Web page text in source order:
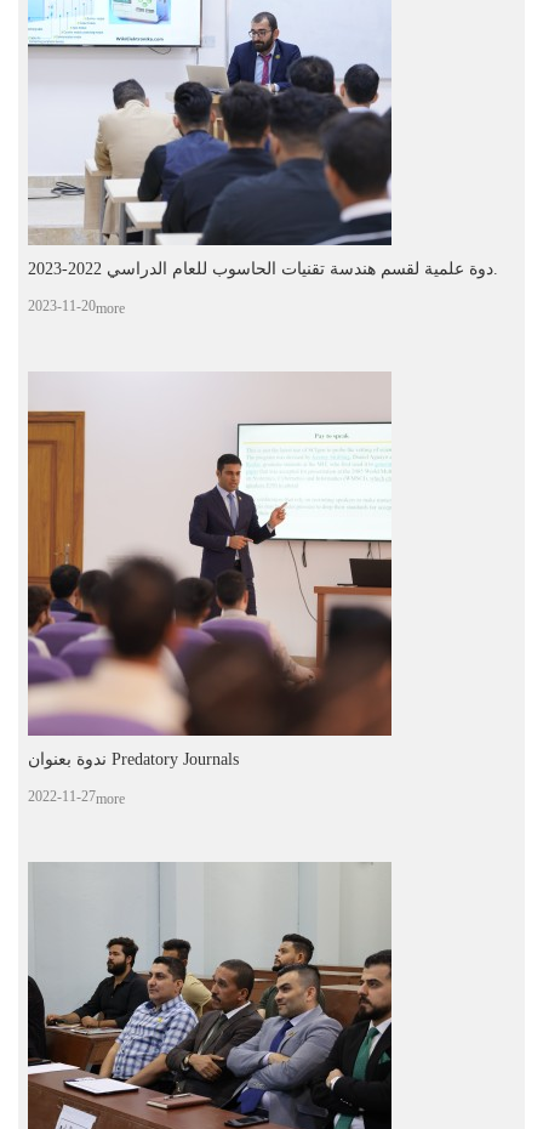
دوة علمية لقسم هندسة تقنيات الحاسوب للعام الدراسي 2022-2023.
2023-11-20more
ندوة بعنوان Predatory Journals
2022-11-27more